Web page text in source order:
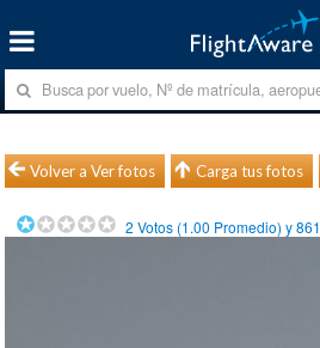
Volver a Ver fotos Carga tus fotos
2 Votos (1.00 Promedio) y861